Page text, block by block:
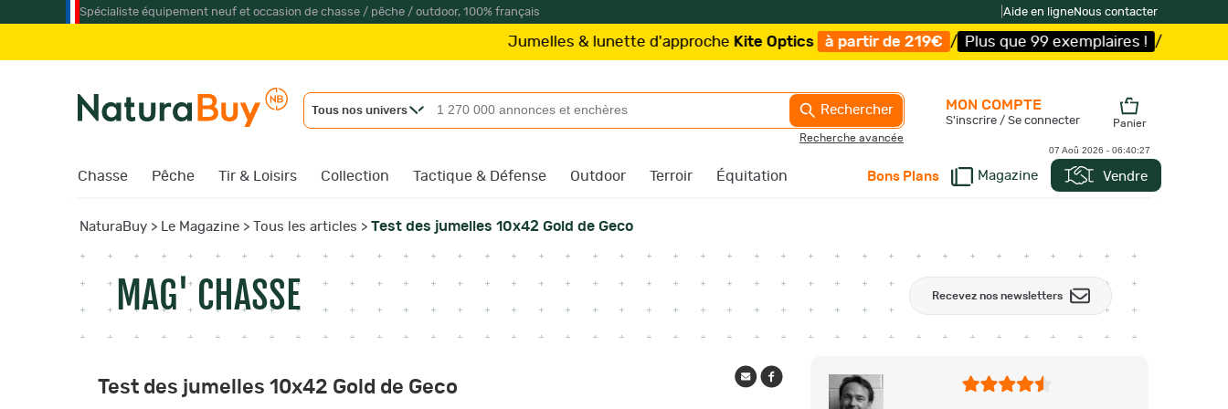
Spécialiste équipement neuf et occasion de chasse / pêche / outdoor, 100% français Aide en ligneNous contacter
Jumelles & lunette d'approcheKite Optics à partir de 219€ / Plus que 99 exemplaires ! / Livraison offerte et
Tous nos univers Rechercher
Recherche avancée
Chasse Pêche Tir & Loisirs Collection Tactique & Défense Outdoor Terroir Équitation Bons Plans Magazine Vendre
MON COMPTE
S'inscrire / Se connecter Panier
07 Aoû 2026 - 06:40:28
NaturaBuy > Le Magazine > Tous les articles > Test des jumelles 10x42 Gold de Geco
MAG' CHASSE Recevez nos newsletters
Test des jumelles 10x42 Gold de Geco